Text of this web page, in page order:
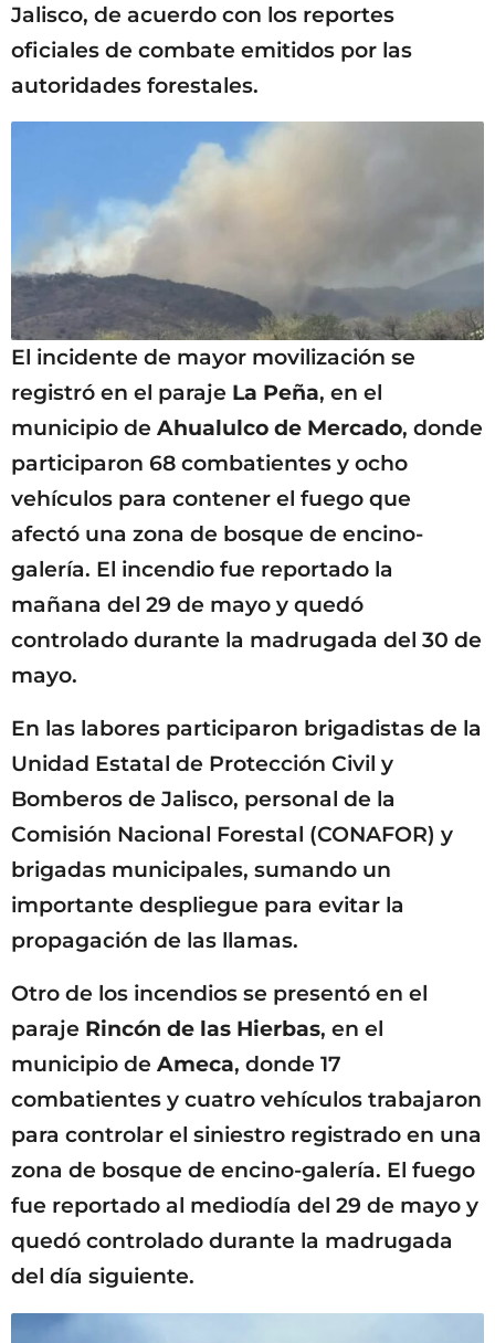
Jalisco, de acuerdo con los reportes
oficiales de combate emitidos por las
autoridades forestales.
El incidente de mayor movilización se
registró en el paraje La Peña, en el
municipio de Ahualulco de Mercado, donde
participaron 68 combatientes y ocho
vehículos para contener el fuego que
afectó una zona de bosque de encino-
galería. El incendio fue reportado la
mañana del 29 de mayo y quedó
controlado durante la madrugada del 30 de
mayo.
En las labores participaron brigadistas de la
Unidad Estatal de Protección Civil y
Bomberos de Jalisco, personal de la
Comisión Nacional Forestal (CONAFOR) y
brigadas municipales, sumando un
importante despliegue para evitar la
propagación de las llamas.
Otro de los incendios se presentó en el
paraje Rincón de las Hierbas, en el
municipio de Ameca, donde 17
combatientes y cuatro vehículos trabajaron
para controlar el siniestro registrado en una
zona de bosque de encino-galería. El fuego
fue reportado al mediodía del 29 de mayo y
quedó controlado durante la madrugada
del día siguiente.